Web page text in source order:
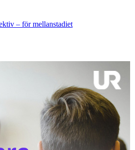
– för mellanstadiet